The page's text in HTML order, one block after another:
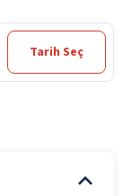
Tarih Seç